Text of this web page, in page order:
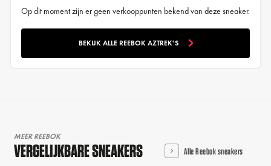
Op dit moment zijn er geen verkooppunten bekend van deze sneaker.
BEKIJK ALLE REEBOK AZTREK'S
MEER REEBOK
VERGELIJKBARE SNEAKERS Alle Reebok sneakers